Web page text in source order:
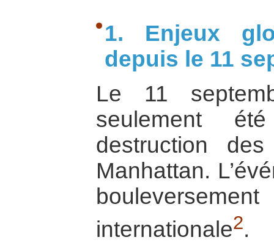
1. Enjeux
depuis le 11
Le 11
seulement
destruction
Manhattan.
internationale2.